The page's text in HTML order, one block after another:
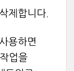
제합니다.
용하면
업을